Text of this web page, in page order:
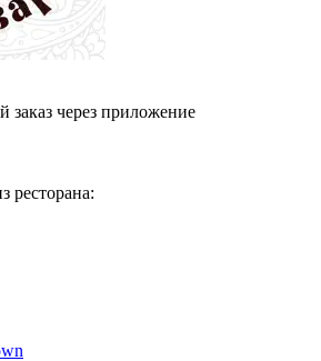
заказ через приложение
ресторана: